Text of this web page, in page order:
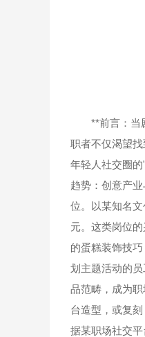
**前言：当剧
职者不仅渴望
年轻人社交圈
趋势：创意产
位。以某知名
元。这类岗位
的蛋糕装饰技
划主题活动的
品范畴，成为
台造型，或复
据某职场社交